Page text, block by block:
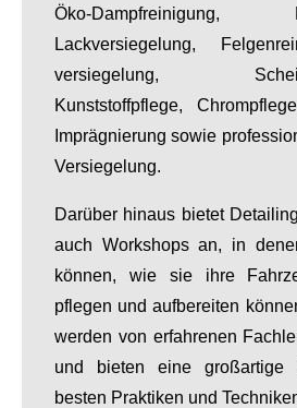
Öko-Dampfreinigung,
Lackversiegelung,
versiegelung,
Kunststoffpflege,
Imprägnierung sowie
Versiegelung.
Darüber hinaus bietet
auch Workshops an, in
können, wie sie ihre
pflegen und aufbereiten
werden von erfahrenen
und bieten eine großartige
besten Praktiken und